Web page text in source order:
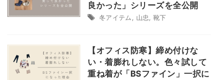
良かった」シリーズを全公開
冬アイテム 山忠 ,靴下
【オフィス防寒】締め付けな
い・着膨れしない。色々試して
重ね着が「BSファイン」一択に